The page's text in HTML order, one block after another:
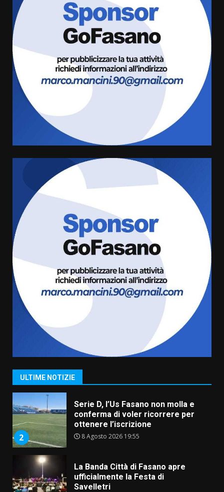
ULTIME NOTIZIE
La Banda Città di Fasano apre
ufficialmente la Festa di
8 Agosto 2026 11:00
Savelletri in festa, domani sera
grande spettacolo con Uccio De
Santis
Sostenibile: premiati gli studenti
universitari del bando “La strada
giusta”
8 Agosto 2026 07:15
“I Contestatori: Musica di
Rivoluzione”: nuovo
appuntamento con “Fasano in
Banda”
7 Agosto 2026 06:05
US Fasano, Scianaro: “Profonda
amarezza per esclusione dal
campionato di calcio”
7 Agosto 2026 06:00
1
Grande successo per la “Sagra
del Pesce Spada” a Savelletri
9 Agosto 2026 07:32
2
Serie D, l’Us Fasano non molla e
conferma di voler ricorrere per
ottenere l’iscrizione
8 Agosto 2026 19:55
La Banda Città di Fasano apre
ufficialmente la Festa di
Savelletri